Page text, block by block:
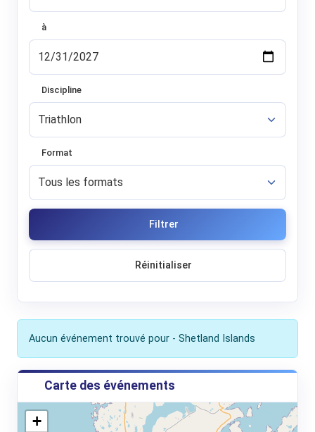
à
Discipline
Format
Filtrer
Réinitialiser
Aucun événement trouvé pour - Shetland Islands
Carte des événements
+